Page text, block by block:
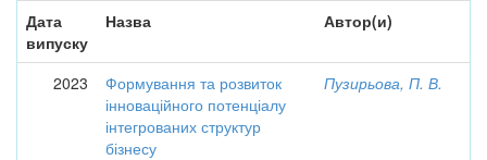
Дата
випуску
Назва Автор(и)
2023
Формування та розвиток
інноваційного потенціалу
інтегрованих структур
бізнесу
Пузирьова, П. В.